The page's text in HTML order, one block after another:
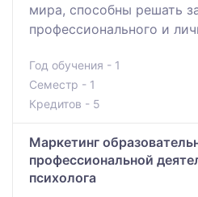
мира, способны решать
профессионального и
Год обучения - 1
Семестр - 1
Кредитов - 5
Маркетинг
профессиональной
психолога